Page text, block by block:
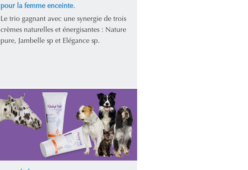
pour la femme enceinte.
Le trio gagnant avec une synergie de trois
crèmes naturelles et énergisantes : Nature
pure, Jambelle sp et Elégance sp.